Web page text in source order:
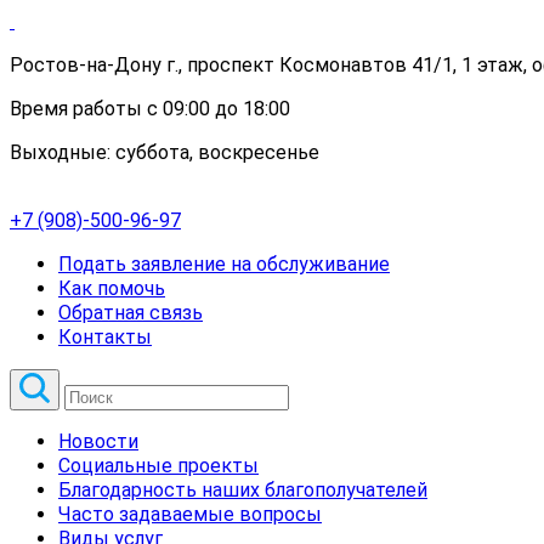
Ростов-на-Дону г., проспект Космонавтов 41/1, 1 этаж,
Время работы с 09:00 до 18:00
Выходные: суббота, воскресенье
+7 (908)-500-96-97
Подать заявление на обслуживание
Как помочь
Обратная связь
Контакты
Новости
Социальные проекты
Благодарность наших благополучателей
Часто задаваемые вопросы
Виды услуг